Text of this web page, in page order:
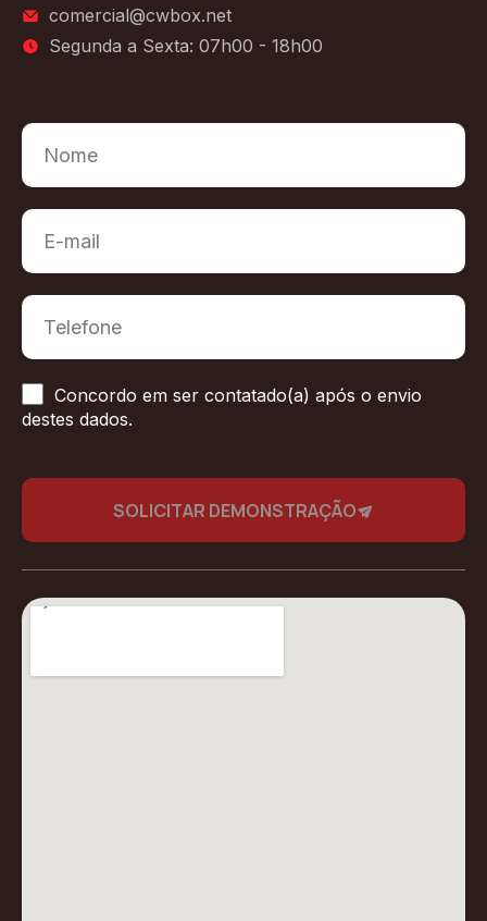
comercial@cwbox.net
Segunda a Sexta: 07h00 - 18h00
Concordo em ser contatado(a) após o envio
destes dados.
SOLICITAR DEMONSTRAÇÃO